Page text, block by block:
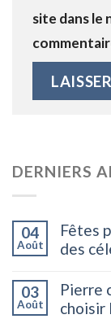
site dans le
DERNIERS
04
Août
Fêtes
des
03
Août
Pierre
choisir